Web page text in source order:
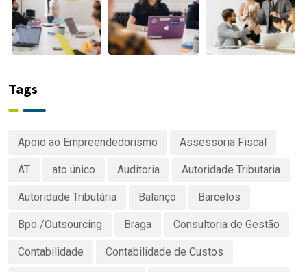
Tags
Apoio ao Empreendedorismo Assessoria Fiscal
AT ato único Auditoria Autoridade Tributaria
Autoridade Tributária Balanço Barcelos
Bpo /Outsourcing Braga Consultoria de Gestão
Contabilidade Contabilidade de Custos